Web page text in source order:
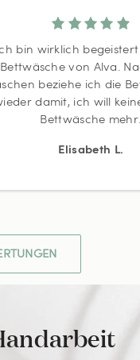
bin wirklich
Bettwäsche von Alva.
beziehe ich die
damit, ich will
Bettwäsche mehr.
Elisabeth L.